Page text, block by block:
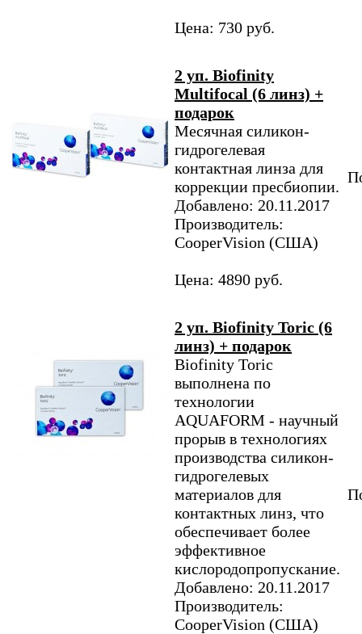
Цена: 730 руб.
2 уп. Biofinity
Multifocal (6 линз) +
подарок
Месячная силикон-
гидрогелевая
контактная линза для
коррекции пресбиопии.
Добавлено: 20.11.2017
Производитель:
CooperVision (США)
Цена: 4890 руб.
2 уп. Biofinity Toric (6
линз) + подарок
Biofinity Toric
выполнена по
технологии
AQUAFORM - научный
прорыв в технологиях
производства силикон-
гидрогелевых
материалов для
контактных линз, что
обеспечивает более
эффективное
кислородопропускание.
Добавлено: 20.11.2017
Производитель:
CooperVision (США)